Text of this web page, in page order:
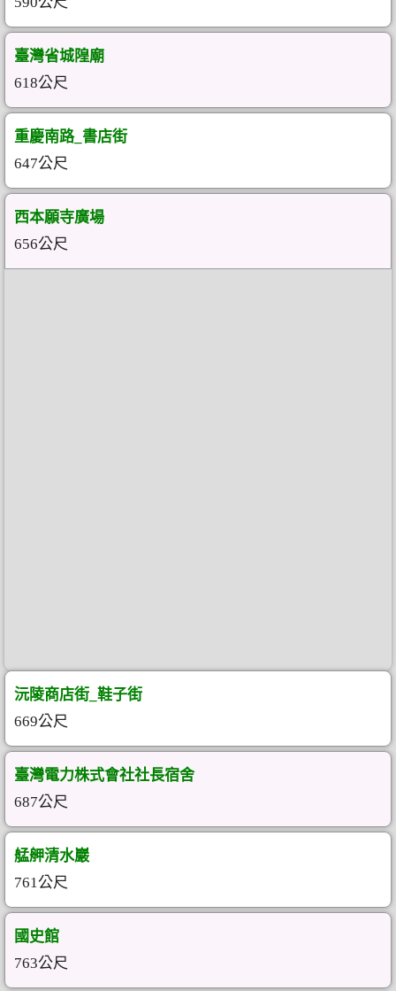
臺灣省城隍廟
618公尺
重慶南路_書店街
647公尺
西本願寺廣場
656公尺
沅陵商店街_鞋子街
669公尺
臺灣電力株式會社社長宿舍
687公尺
艋舺清水巖
761公尺
國史館
763公尺